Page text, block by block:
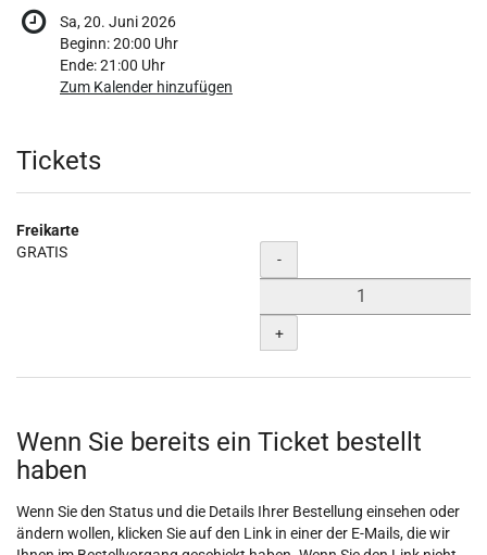
Sa, 20. Juni 2026
Beginn:20:00 Uhr
Ende:21:00 Uhr
Zum Kalender hinzufügen
Produkte
Tickets
Freikarte
GRATIS
Menge
-
+
Wenn Sie bereits ein Ticket bestellt
haben
Wenn Sie den Status und die Details Ihrer Bestellung einsehen oder
ändern wollen, klicken Sie auf den Link in einer der E-Mails, die wir